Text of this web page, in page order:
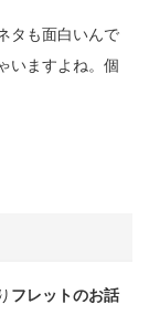
タも面白いんで
いますよね。個
フレットのお話